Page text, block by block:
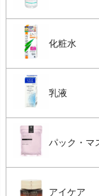
化粧水
乳液
パック・マ
アイケア